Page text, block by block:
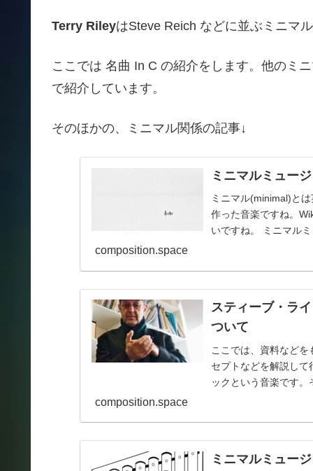
Terry RileyはSteve Reich などに並ぶミニマ
ここでは 名曲 In C の紹介をします。他のミ
で紹介しています。
そのほかの、ミニマル関係の記事↓
ミニマルミュー
ミニマル(minimal)と
作った音楽ですね。
いですね。 ミニマル
composition.space
スティーブ・ラ
ついて
ここでは、資料など
セプトなどを解説し
ックという音楽です
composition.space
ミニマルミュー